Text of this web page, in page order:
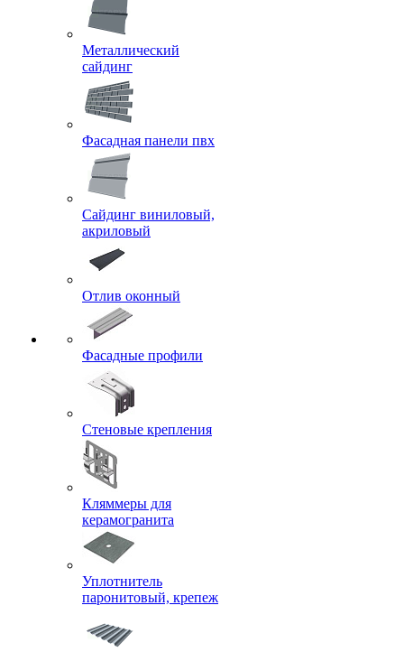
Металлический
сайдинг
Фасадная панели пвх
Сайдинг виниловый,
акриловый
Отлив оконный
Фасадные профили
Стеновые крепления
Кляммеры для
керамогранита
Уплотнитель
паронитовый, крепеж